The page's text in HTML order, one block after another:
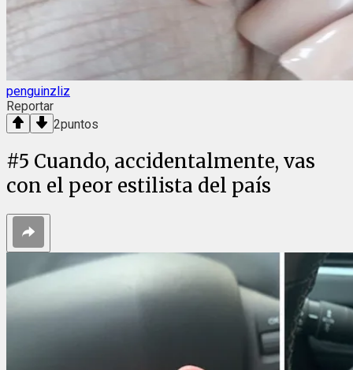
penguinzliz
Reportar
2puntos
#5 Cuando, accidentalmente, vas
con el peor estilista del país